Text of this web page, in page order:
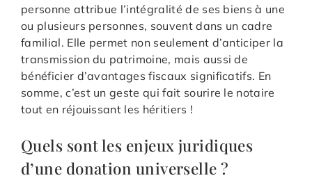
personne attribue l’intégralité de ses biens à une
ou plusieurs personnes, souvent dans un cadre
familial. Elle permet non seulement d’anticiper la
transmission du patrimoine, mais aussi de
bénéficier d’avantages fiscaux significatifs. En
somme, c’est un geste qui fait sourire le notaire
tout en réjouissant les héritiers !
Quels sont les enjeux juridiques
d’une donation universelle ?